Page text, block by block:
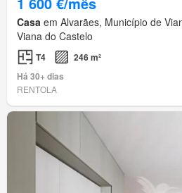
Casa em Alvarães, Município de
Viana do Castelo
T4
246 m²
Há 30+ dias
RENTOLA